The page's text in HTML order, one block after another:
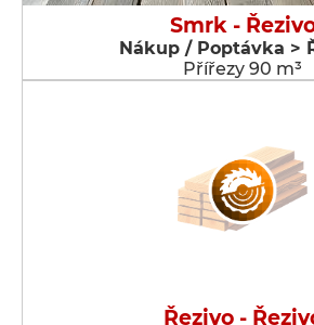
Smrk -
Nákup / Poptávka >
Přířezy 90 m³
Řezivo -